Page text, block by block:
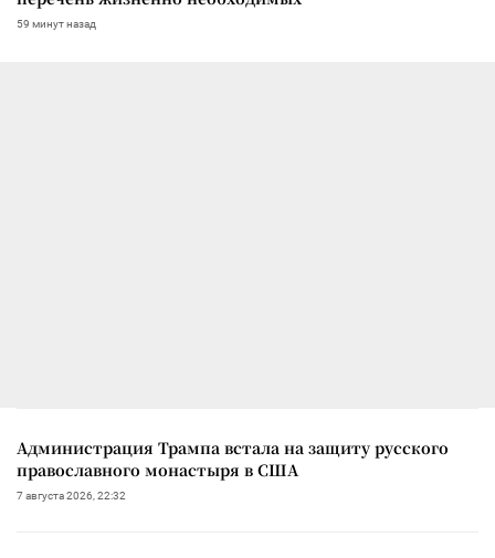
59 минут назад
Администрация Трампа встала на защиту русского
православного монастыря в США
7 августа 2026, 22:32